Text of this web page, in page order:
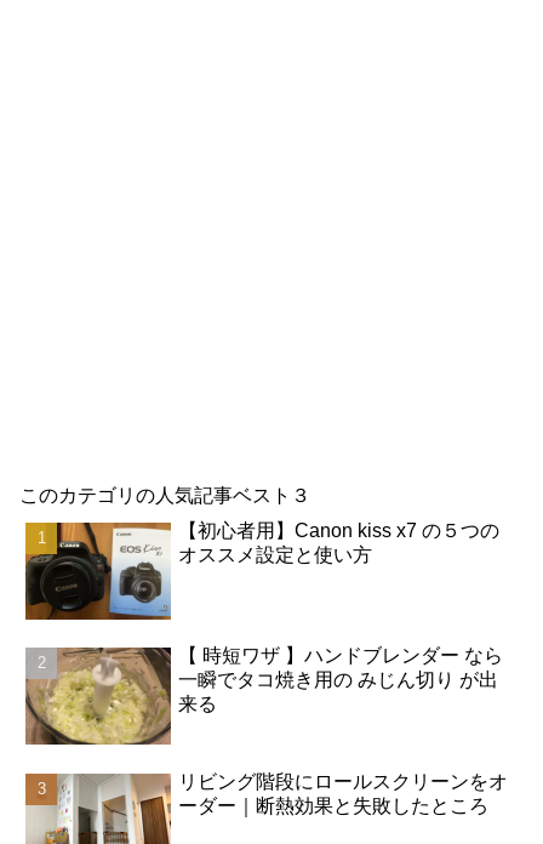
このカテゴリの人気記事ベスト３
【初心者用】Canon kiss x7 の５つの
オススメ設定と使い方
【 時短ワザ 】ハンドブレンダー なら
一瞬でタコ焼き用の みじん切り が出
来る
リビング階段にロールスクリーンをオ
ーダー｜断熱効果と失敗したところ